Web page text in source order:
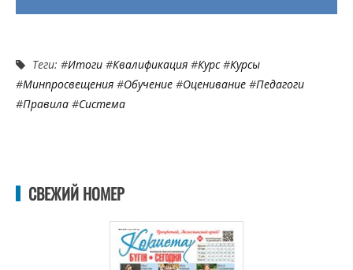
Теги: #Итоги #Квалификация #Курс#Курсы
#Минпросвещения #Обучение #Оценивание #Педагоги
#Правила #Система
СВЕЖИЙ НОМЕР